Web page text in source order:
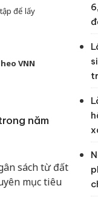
để lấy
VNN
năm
sách từ đất
mục tiêu